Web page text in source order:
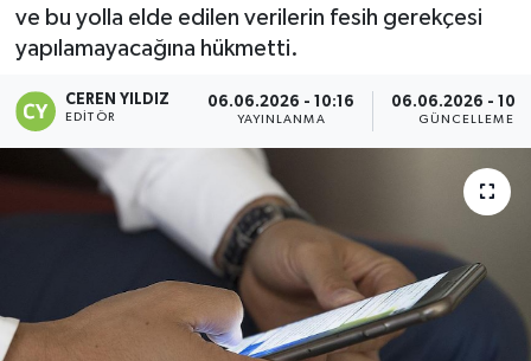
ve bu yolla elde edilen verilerin fesih gerekçesi
yapılamayacağına hükmetti.
CEREN YILDIZ
EDITÖR
06.06.2026 - 10:16
YAYINLANMA
06.06.2026 -
GÜNCELLEME